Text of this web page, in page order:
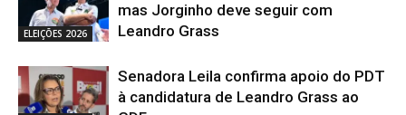
ELEIÇÕES 2026
mas Jorginho deve seguir com
Leandro Grass
Senadora Leila confirma apoio do PDT
à candidatura de Leandro Grass ao